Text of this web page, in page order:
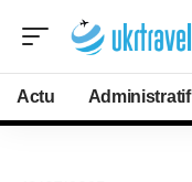
Actu Administratif